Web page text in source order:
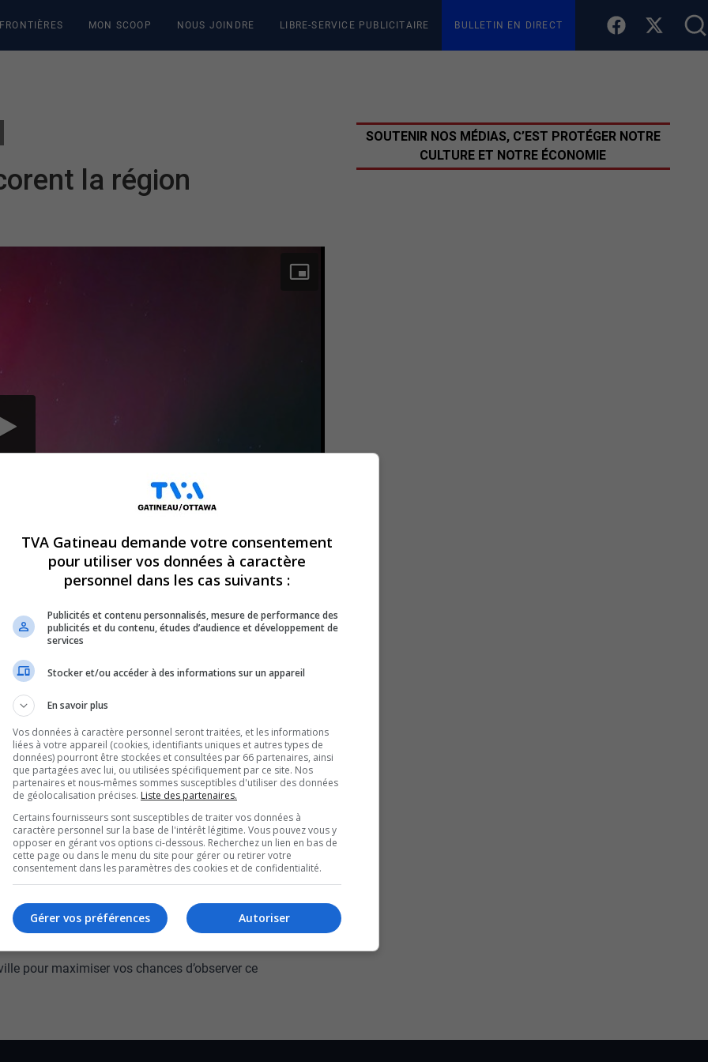
MON SCOOP NOUS JOINDRE LIBRE-SERVICE PUBLICITAIRE BULLETIN EN DIRECT
la région
de la région de l’Outaouais ont eu la
: des aurores boréales ont illuminé
géomagnétique majeur, averti par Météo
jusqu’à vendredi matin.
observée mercredi. Lorsque ces
interagissent avec l’atmosphère, provoquant
et même certaines parties des États-Unis
de l’Agence Spatiale Canadienne, ce
en raison du cycle magnétique du Soleil, qui
aurores boréales plus courantes.
à ce spectacle hier, pas de panique.
en vigueur, laissant la possibilité d’observer
pour maximiser vos chances d’observer ce
SOUTENIR NOS MÉDIAS, C’EST PROTÉGER NOTRE
CULTURE ET NOTRE ÉCONOMIE
TVA Gatineau demande votre consentement
pour utiliser vos données à caractère
personnel dans les cas suivants :
Publicités et contenu personnalisés, mesure de performance des
publicités et du contenu, études d’audience et développement de
services
Stocker et/ou accéder à des informations sur un appareil
En savoir plus
Vos données à caractère personnel seront traitées, et les informations
liées à votre appareil (cookies, identifiants uniques et autres types de
données) pourront être stockées et consultées par 66 partenaires, ainsi
que partagées avec lui, ou utilisées spécifiquement par ce site. Nos
partenaires et nous-mêmes sommes susceptibles d'utiliser des données
de géolocalisation précises. Liste des partenaires.
Certains fournisseurs sont susceptibles de traiter vos données à
caractère personnel sur la base de l'intérêt légitime. Vous pouvez vous y
opposer en gérant vos options ci-dessous. Recherchez un lien en bas de
cette page ou dans le menu du site pour gérer ou retirer votre
consentement dans les paramètres des cookies et de confidentialité.
Autoriser
Gérer vos préférences